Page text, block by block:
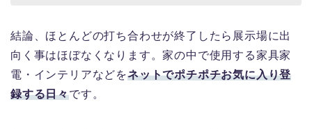
結論、ほとんどの打ち合わせが終了したら展示場に出
向く事はほぼなくなります。家の中で使用する家具家
電・インテリアなどをネットでポチポチお気に入り登
録する日々です。